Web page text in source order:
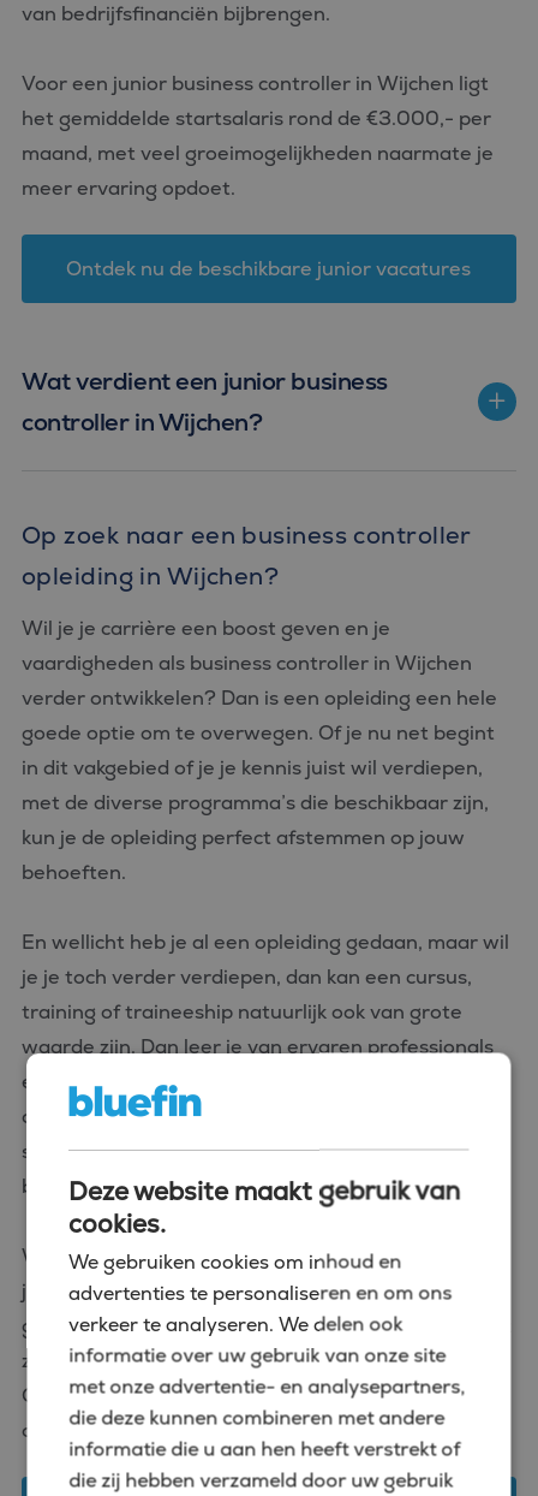
van bedrijfsfinanciën bijbrengen.
Voor een junior business controller in Wijchen ligt
het gemiddelde startsalaris rond de €3.000,- per
maand, met veel groeimogelijkheden naarmate je
meer ervaring opdoet.
Ontdek nu de beschikbare junior vacatures
Wat verdient een junior business
controller in Wijchen?
Op zoek naar een business controller
opleiding in Wijchen?
Wil je je carrière een boost geven en je
vaardigheden als business controller in Wijchen
verder ontwikkelen? Dan is een opleiding een hele
goede optie om te overwegen. Of je nu net begint
in dit vakgebied of je je kennis juist wil verdiepen,
met de diverse programma’s die beschikbaar zijn,
kun je de opleiding perfect afstemmen op jouw
behoeften.
En wellicht heb je al een opleiding gedaan, maar wil
je je toch verder verdiepen, dan kan een cursus,
training of traineeship natuurlijk ook van grote
waarde zijn. Dan leer je van ervaren professionals
en ontwikkel je de vaardigheden die nodig zijn om
complexe financiële vraagstukken aan te pakken,
strategische beslissingen te ondersteunen en
bedrijfsprestaties te optimaliseren.
Weet je niet precies waar je moet beginnen om
jouw kennis te verbreden? Bij Bluefin zijn we
gespecialiseerd in alles wat te maken heeft met het
zetten van de juiste stap in je carrière in finance.
Oftewel: wij helpen je graag. Advies nodig over de
opleidingsmogelijkheden?
Deze website maakt gebruik van
cookies.
We gebruiken cookies om inhoud en
advertenties te personaliseren en om ons
verkeer te analyseren. We delen ook
informatie over uw gebruik van onze site
met onze advertentie- en analysepartners,
die deze kunnen combineren met andere
informatie die u aan hen heeft verstrekt of
die zij hebben verzameld door uw gebruik